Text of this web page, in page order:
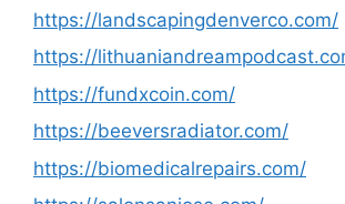
https://landscapingdenverco.com/
https://
https://fundxcoin.com/
https://beeversradiator.com/
https://biomedicalrepairs.com/